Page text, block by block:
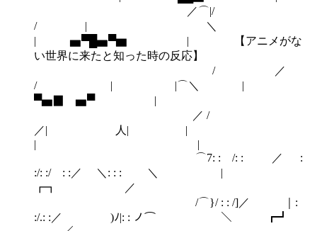
／⌒|/
/ | ＼
| ▅▀█▅▀▆ | 【アニメがな
い世界に来たと知った時の反応】
/ ／
/ | |⌒＼ |
▀▅▉ ▅▀ |
／ /
／| 人| |
| |
⌒7: : /: : ／ :
:/: :/ : :／ ＼: : : ＼ |
┏┓ ／
/⌒}/ : : /]／ ｜:
:/.: :／ )ﾉ|: : ノ⌒ ＼ ┏┛